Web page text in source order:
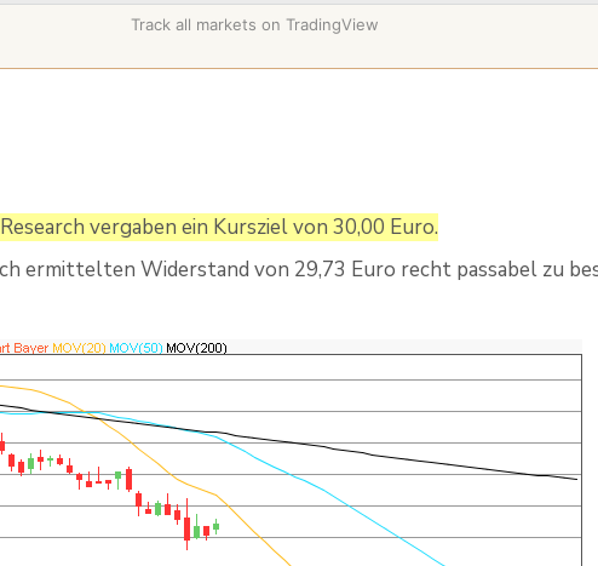
Track all markets on TradingView
vergaben ein Kursziel von 30,00 Euro.
ermittelten Widerstand von 29,73 Euro recht passabel zu